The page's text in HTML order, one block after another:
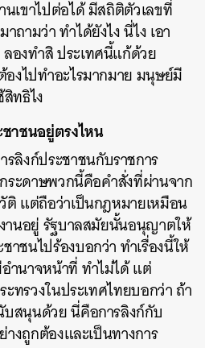
เขาไปต่อได้ มีสถิติตัวเลขที่
ามว่า ทำได้ยังไง นี่ไง เอา
องทำสิ ประเทศนี้แก้ด้วย
งไปทำอะไรมากมาย มนุษย์มี
ทธิไง
าชนอยู่ตรงไหน
ลิงก์ประชาชนกับราชการ
ระดาษพวกนี้คือคำสั่งที่ผ่านจาก
แต่ถือว่าเป็นกฎหมายเหมือน
านอยู่ รัฐบาลสมัยนั้นอนุญาตให้
ชนไปร้องบอกว่า ทำเรื่องนี้ให้
ำนาจหน้าที่ ทำไม่ได้ แต่
ทรวงในประเทศไทยบอกว่า ถ้า
สนุนด้วย นี่คือการลิงก์กับ
างถูกต้องและเป็นทางการ